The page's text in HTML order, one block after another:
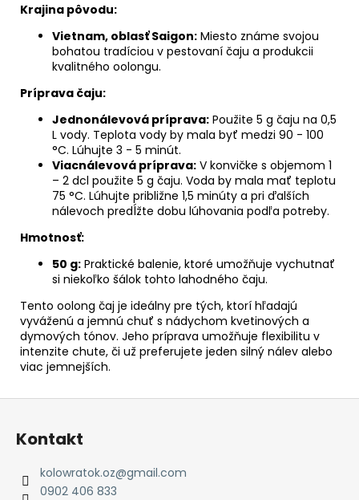
Krajina pôvodu:
Vietnam, oblasť Saigon: Miesto známe svojou
bohatou tradíciou v pestovaní čaju a produkcii
kvalitného oolongu.
Príprava čaju:
Jednonálevová príprava: Použite 5 g čaju na 0,5
L vody. Teplota vody by mala byť medzi 90 - 100
°C. Lúhujte 3 - 5 minút.
Viacnálevová príprava: V konvičke s objemom 1
– 2 dcl použite 5 g čaju. Voda by mala mať teplotu
75 °C. Lúhujte približne 1,5 minúty a pri ďalších
nálevoch predĺžte dobu lúhovania podľa potreby.
Hmotnosť:
50 g: Praktické balenie, ktoré umožňuje vychutnať
si niekoľko šálok tohto lahodného čaju.
Tento oolong čaj je ideálny pre tých, ktorí hľadajú
vyváženú a jemnú chuť s nádychom kvetinových a
dymových tónov. Jeho príprava umožňuje flexibilitu v
intenzite chute, či už preferujete jeden silný nálev alebo
viac jemnejších.
Z
Kontakt
kolowratok.oz@gmail.com
0902 406 833